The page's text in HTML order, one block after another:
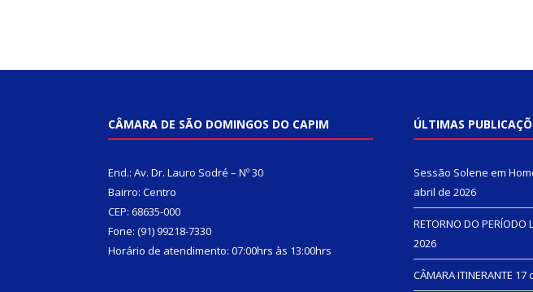
CÂMARA DE SÃO DOMINGOS DO CAPIM
End.: Av. Dr. Lauro Sodré – Nº 30
Bairro: Centro
CEP: 68635-000
Fone: (91) 99218-7330
Horário de atendimento: 07:00hrs às 13:00hrs
ÚLTIMAS
Sessão Solene em
abril de 2026
RETORNO DO PERÍODO
2026
CÂMARA ITINERANTE 17